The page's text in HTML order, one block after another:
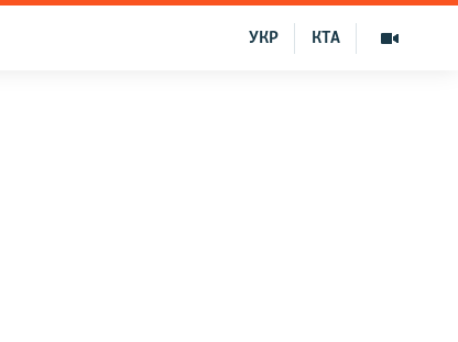
КТА
УКР